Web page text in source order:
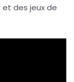
des jeux de